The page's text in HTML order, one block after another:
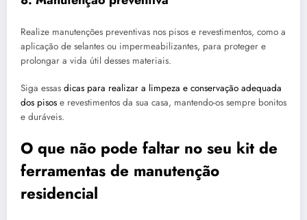
Realize manutenções preventivas nos pisos e revestimentos, como a
aplicação de selantes ou impermeabilizantes, para proteger e
prolongar a vida útil desses materiais.
Siga essas dicas para realizar a limpeza e conservação adequada
dos pisos e revestimentos da sua casa, mantendo-os sempre bonitos
e duráveis.
O que não pode faltar no seu kit de
ferramentas de manutenção
residencial